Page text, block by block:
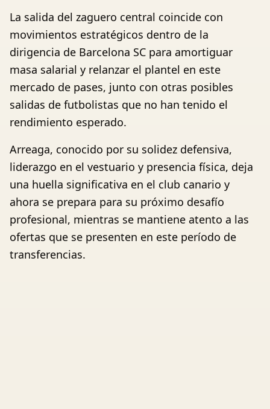
La salida del zaguero central coincide con
movimientos estratégicos dentro de la
dirigencia de Barcelona SC para amortiguar
masa salarial y relanzar el plantel en este
mercado de pases, junto con otras posibles
salidas de futbolistas que no han tenido el
rendimiento esperado.
Arreaga, conocido por su solidez defensiva,
liderazgo en el vestuario y presencia física, deja
una huella significativa en el club canario y
ahora se prepara para su próximo desafío
profesional, mientras se mantiene atento a las
ofertas que se presenten en este período de
transferencias.